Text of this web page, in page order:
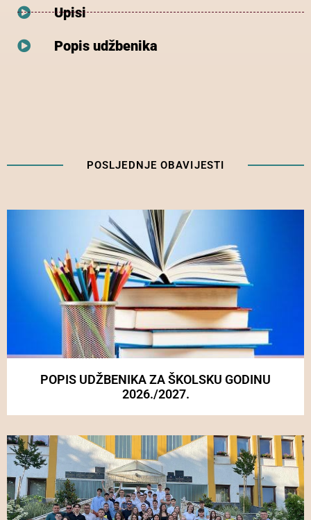
Upisi
Popis udžbenika
POSLJEDNJE OBAVIJESTI
POPIS UDŽBENIKA ZA ŠKOLSKU GODINU
2026./2027.